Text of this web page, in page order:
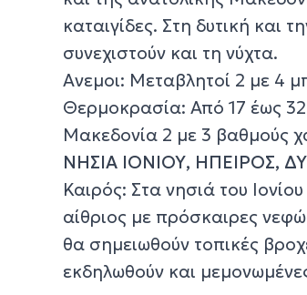
καταιγίδες. Στη δυτική και
συνεχιστούν και τη νύχτα.
Ανεμοι: Μεταβλητοί 2 με 4
Θερμοκρασία: Από 17 έως 32
Μακεδονία 2 με 3 βαθμούς
ΝΗΣΙΑ ΙΟΝΙΟΥ, ΗΠΕΙΡΟΣ,
Καιρός: Στα νησιά του
αίθριος με πρόσκαιρες
θα σημειωθούν τοπικές
εκδηλωθούν και